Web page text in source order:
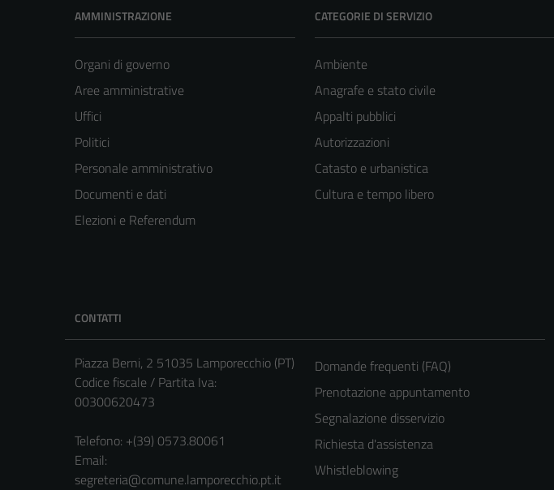
AMMINISTRAZIONE
Organi di governo
Aree amministrative
Uffici
Politici
Personale amministrativo
Documenti e dati
Elezioni e Referendum
CATEGORIE DI SERVIZIO
Ambiente
Anagrafe e stato civile
Appalti pubblici
Autorizzazioni
Catasto e urbanistica
Cultura e tempo libero
CONTATTI
Piazza Berni, 2 51035 Lamporecchio (PT)
Codice fiscale / Partita Iva:
00300620473
Telefono: +(39) 0573.80061
Email:
segreteria@comune.lamporecchio.pt.it
Domande frequenti (FAQ)
Prenotazione appuntamento
Segnalazione disservizio
Richiesta d'assistenza
Whistleblowing